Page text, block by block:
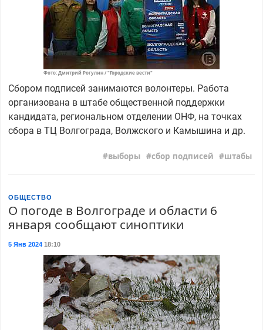
Фото: Дмитрий Рогулин / "Городские вести"
Сбором подписей занимаются волонтеры. Работа
организована в штабе общественной поддержки
кандидата, региональном отделении ОНФ, на точках
сбора в ТЦ Волгограда, Волжского и Камышина и др.
выборы сбор подписей штабы
ОБЩЕСТВО
О погоде в Волгограде и области 6
января сообщают синоптики
5 Янв 202418:10